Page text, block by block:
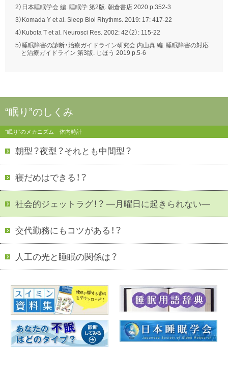
2）日本睡眠学会 編. 睡眠学 第2版. 朝倉書店 2020 p.352-3
3）Komada Y et al. Sleep Biol Rhythms. 2019: 17: 417-22
4）Kubota T et al. Neurosci Res. 2002: 42（2）: 115-22
5）睡眠障害の診断・治療ガイドライン研究会 内山真 編. 睡眠障害の対応
と治療ガイドライン 第3版. じほう 2019 p.5-6
“眠り”のしくみ
“眠り”のメカニズム 体内時計
朝型？夜型？それとも中間型？
寝だめはできる！？
社会的ジェットラグ！？ —月曜日に起きられない—
交代勤務にもコツがある！？
人工の光と睡眠の関係は？